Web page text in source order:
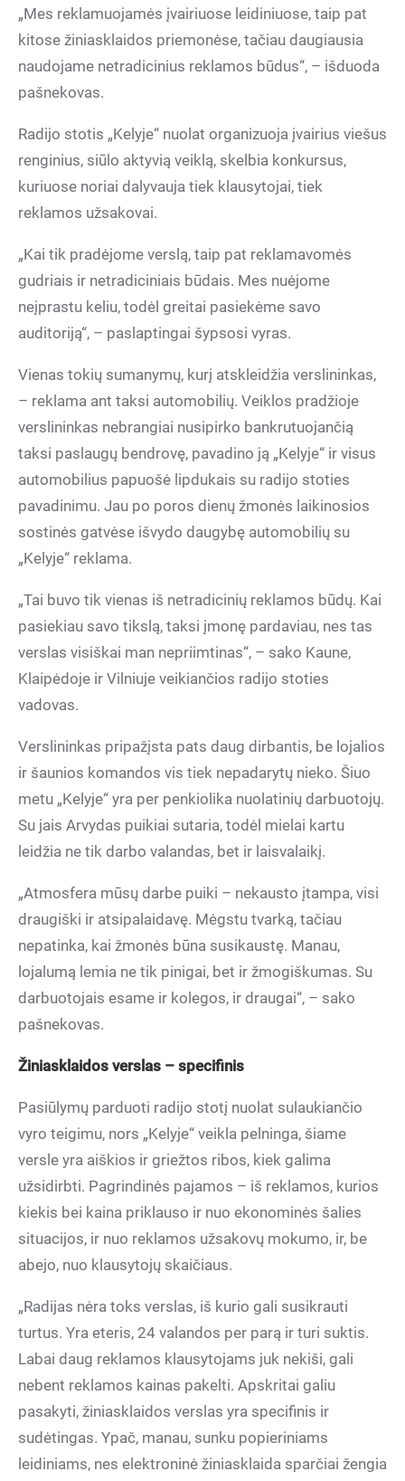
„Mes reklamuojamės įvairiuose leidiniuose, taip pat
kitose žiniasklaidos priemonėse, tačiau daugiausia
naudojame netradicinius reklamos būdus“, – išduoda
pašnekovas.
Radijo stotis „Kelyje“ nuolat organizuoja įvairius viešus
renginius, siūlo aktyvią veiklą, skelbia konkursus,
kuriuose noriai dalyvauja tiek klausytojai, tiek
reklamos užsakovai.
„Kai tik pradėjome verslą, taip pat reklamavomės
gudriais ir netradiciniais būdais. Mes nuėjome
neįprastu keliu, todėl greitai pasiekėme savo
auditoriją“, – paslaptingai šypsosi vyras.
Vienas tokių sumanymų, kurį atskleidžia verslininkas,
– reklama ant taksi automobilių. Veiklos pradžioje
verslininkas nebrangiai nusipirko bankrutuojančią
taksi paslaugų bendrovę, pavadino ją „Kelyje“ ir visus
automobilius papuošė lipdukais su radijo stoties
pavadinimu. Jau po poros dienų žmonės laikinosios
sostinės gatvėse išvydo daugybę automobilių su
„Kelyje“ reklama.
„Tai buvo tik vienas iš netradicinių reklamos būdų. Kai
pasiekiau savo tikslą, taksi įmonę pardaviau, nes tas
verslas visiškai man nepriimtinas“, – sako Kaune,
Klaipėdoje ir Vilniuje veikiančios radijo stoties
vadovas.
Verslininkas pripažįsta pats daug dirbantis, be lojalios
ir šaunios komandos vis tiek nepadarytų nieko. Šiuo
metu „Kelyje“ yra per penkiolika nuolatinių darbuotojų.
Su jais Arvydas puikiai sutaria, todėl mielai kartu
leidžia ne tik darbo valandas, bet ir laisvalaikį.
„Atmosfera mūsų darbe puiki – nekausto įtampa, visi
draugiški ir atsipalaidavę. Mėgstu tvarką, tačiau
nepatinka, kai žmonės būna susikaustę. Manau,
lojalumą lemia ne tik pinigai, bet ir žmogiškumas. Su
darbuotojais esame ir kolegos, ir draugai“, – sako
pašnekovas.
Žiniasklaidos verslas – specifinis
Pasiūlymų parduoti radijo stotį nuolat sulaukiančio
vyro teigimu, nors „Kelyje“ veikla pelninga, šiame
versle yra aiškios ir griežtos ribos, kiek galima
užsidirbti. Pagrindinės pajamos – iš reklamos, kurios
kiekis bei kaina priklauso ir nuo ekonominės šalies
situacijos, ir nuo reklamos užsakovų mokumo, ir, be
abejo, nuo klausytojų skaičiaus.
„Radijas nėra toks verslas, iš kurio gali susikrauti
turtus. Yra eteris, 24 valandos per parą ir turi suktis.
Labai daug reklamos klausytojams juk nekiši, gali
nebent reklamos kainas pakelti. Apskritai galiu
pasakyti, žiniasklaidos verslas yra specifinis ir
sudėtingas. Ypač, manau, sunku popieriniams
leidiniams, nes elektroninė žiniasklaida sparčiai žengia